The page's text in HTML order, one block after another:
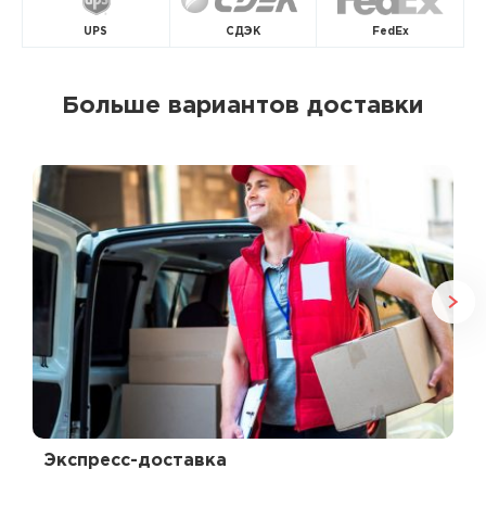
UPS СДЭК FedEx
Больше вариантов доставки
Экспресс-доставка